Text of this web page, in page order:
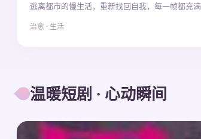
逃离都市的慢生活，重新找回自我，每一帧都充满
治愈 · 生活
温暖短剧 · 心动瞬间